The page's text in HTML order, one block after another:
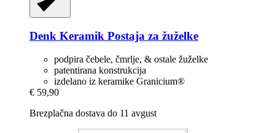
Denk Keramik Postaja za žuželke
podpira čebele, čmrlje, & ostale žuželke
patentirana konstrukcija
izdelano iz keramike Granicium®
€ 59,90
Brezplačna dostava do 11 avgust